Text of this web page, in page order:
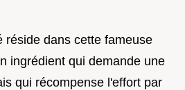
réside dans cette fameuse
ingrédient qui demande une
qui récompense l'effort par